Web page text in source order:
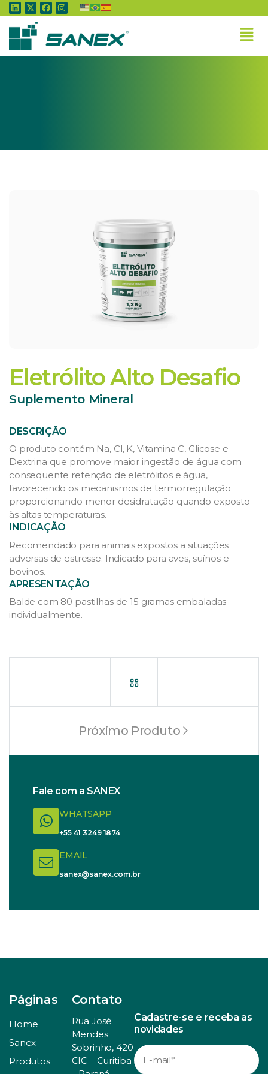
Home » Eletrólito Alto Desafio
Eletrólito Alto Desafio
Suplemento Mineral
DESCRIÇÃO
O produto contém Na, Cl, K, Vitamina C, Glicose e
Dextrina que promove maior ingestão de água com
conseqüente retenção de eletrólitos e água,
favorecendo os mecanismos de termorregulação
proporcionando menor desidratação quando exposto
às altas temperaturas.
INDICAÇÃO
Recomendado para animais expostos a situações
adversas de estresse. Indicado para aves, suínos e
bovinos.
APRESENTAÇÃO
Balde com 80 pastilhas de 15 gramas embaladas
individualmente.
Próximo Produto
Fale com a SANEX
WHATSAPP
+55 41 3249 1874
EMAIL
sanex@sanex.com.br
Páginas
Home
Sanex
Produtos
Contato
Rua José
Mendes
Sobrinho, 420
CIC – Curitiba
Cadastre-se e receba as
novidades